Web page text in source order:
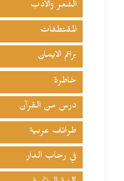
الشعر والأدب
المقتطفات
براعم الايمان
خاطرة
درس من القرآن
طرائف عربية
في رحاب الدار